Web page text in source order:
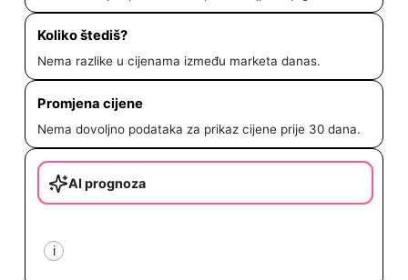
Koliko štediš?
Nema razlike u cijenama između marketa danas.
Promjena cijene
Nema dovoljno podataka za prikaz cijene prije 30 dana.
AI prognoza
i